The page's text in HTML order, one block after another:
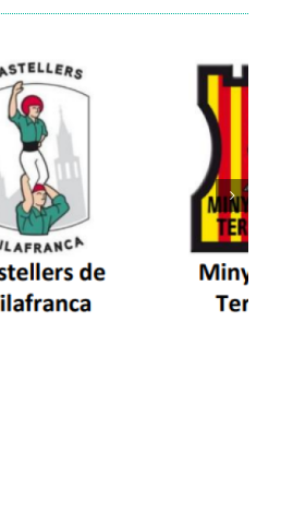
de Vilafranca unieixen tradició i
en un viatge de colla a la Vall
i a la Vall de Boí